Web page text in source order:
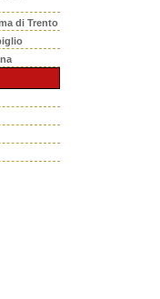
di Trento